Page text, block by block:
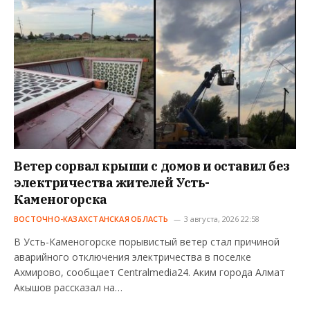
Ветер сорвал крыши с домов и оставил без
электричества жителей Усть-
Каменогорска
ВОСТОЧНО-КАЗАХСТАНСКАЯ ОБЛАСТЬ 3 августа, 2026 22:58
В Усть-Каменогорске порывистый ветер стал причиной
аварийного отключения электричества в поселке
Ахмирово, сообщает Centralmedia24. Аким города Алмат
Акышов рассказал на…